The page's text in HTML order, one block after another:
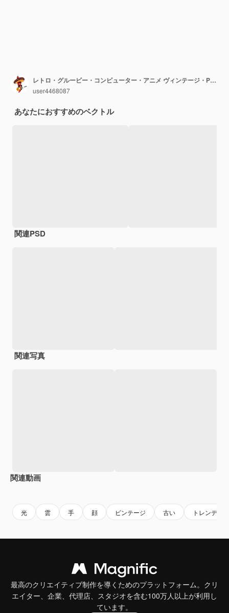
レトロ・グルービー・コンピューター・アニメ ヴィンテージ・PCキャラクター
user4468087
あなたにおすすめのベクトル
関連PSD
関連写真
関連動画
光 雲 手 顔 ビンテージ 古い トレンディ
最高のクリエイティブ制作を導くためのプラットフォーム。クリ
エイター、企業、代理店、スタジオを含む100万人以上が利用し
ています。